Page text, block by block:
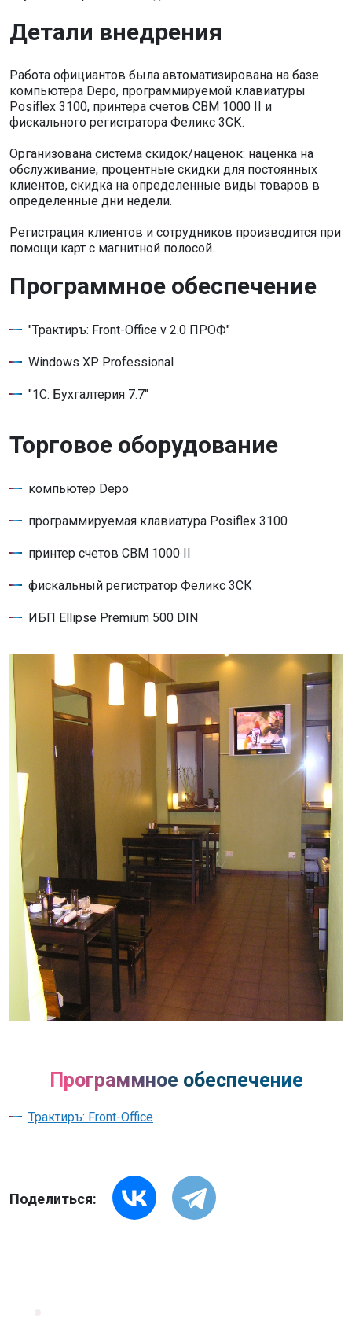
Детали внедрения
Работа официантов была автоматизирована на базе
компьютера Depo, программируемой клавиатуры
Posiflex 3100, принтера счетов CBM 1000 II и
фискального регистратора Феликс 3СК.
Организована система скидок/наценок: наценка на
обслуживание, процентные скидки для постоянных
клиентов, скидка на определенные виды товаров в
определенные дни недели.
Регистрация клиентов и сотрудников производится при
помощи карт с магнитной полосой.
Программное обеспечение
"Трактиръ: Front-Office v 2.0 ПРОФ"
Windows XP Professional
"1С: Бухгалтерия 7.7"
Торговое оборудование
компьютер Depo
программируемая клавиатура Posiflex 3100
принтер счетов CBM 1000 II
фискальный регистратор Феликс 3СК
ИБП Ellipse Premium 500 DIN
Программное обеспечение
Трактиръ: Front-Office
Поделиться: